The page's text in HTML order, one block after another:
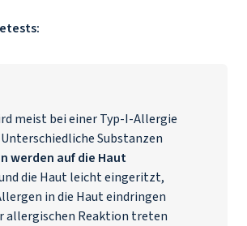
meist bei einer Typ-I-Allergie
Substanzen
werden auf die Haut
die Haut leicht eingeritzt,
in die Haut eindringen
allergischen Reaktion treten